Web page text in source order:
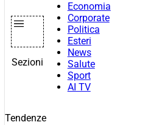
Sezioni
Economia
Corporate
Politica
Esteri
News
Salute
Sport
AI TV
Tendenze